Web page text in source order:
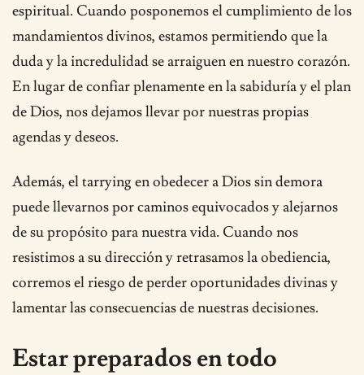
espiritual. Cuando posponemos el cumplimiento de los
mandamientos divinos, estamos permitiendo que la
duda y la incredulidad se arraiguen en nuestro corazón.
En lugar de confiar plenamente en la sabiduría y el plan
de Dios, nos dejamos llevar por nuestras propias
agendas y deseos.
Además, el tarrying en obedecer a Dios sin demora
puede llevarnos por caminos equivocados y alejarnos
de su propósito para nuestra vida. Cuando nos
resistimos a su dirección y retrasamos la obediencia,
corremos el riesgo de perder oportunidades divinas y
lamentar las consecuencias de nuestras decisiones.
Estar preparados en todo